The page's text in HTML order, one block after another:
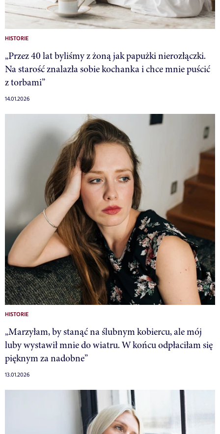
HISTORIE
„Przez 40 lat byliśmy z żoną jak papużki nierozłączki.
Na starość znalazła sobie kochanka i chce mnie puścić
z torbami”
14.01.2026
HISTORIE
„Marzyłam, by stanąć na ślubnym kobiercu, ale mój
luby wystawił mnie do wiatru. W końcu odpłaciłam się
pięknym za nadobne”
13.01.2026